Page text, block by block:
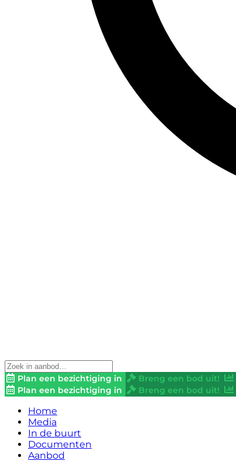
Plan een bezichtiging in Breng een bod uit!
Plan een bezichtiging in
Breng een bod uit!
Home
Media
In de buurt
Documenten
Aanbod